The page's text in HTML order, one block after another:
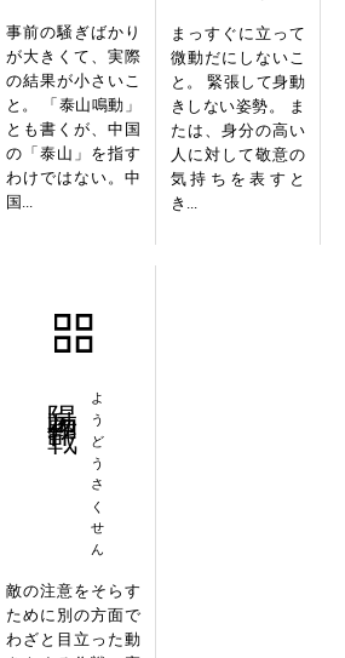
事前の騒ぎばかり
が大きくて、実際
の結果が小さいこ
と。 「泰山鳴動」
とも書くが、中国
の「泰山」を指す
わけではない。中
国...
まっすぐに立って
微動だにしないこ
と。 緊張して身動
きしない姿勢。 ま
たは、身分の高い
人に対して敬意の
気持ちを表すと
き...
ようどうさくせん
敵の注意をそらす
ために別の方面で
わざと目立った動